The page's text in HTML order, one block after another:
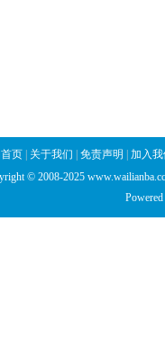
页 关于我们 免责声明
加入
© 2008-2025